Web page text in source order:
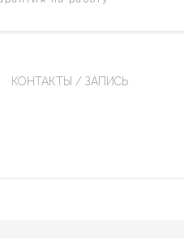
КОНТАКТЫ / ЗАПИСЬ